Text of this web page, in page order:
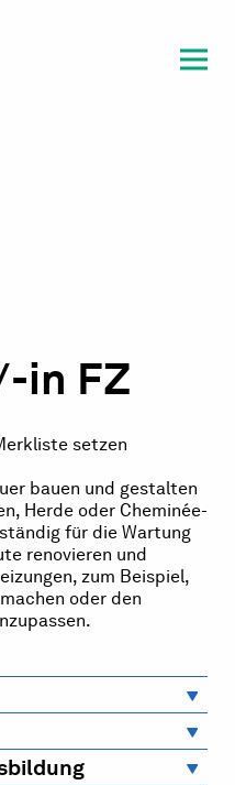
in FZ
setzen
bauen und gestalten
Herde oder Cheminée-
für die Wartung
renovieren und
zum Beispiel,
oder den